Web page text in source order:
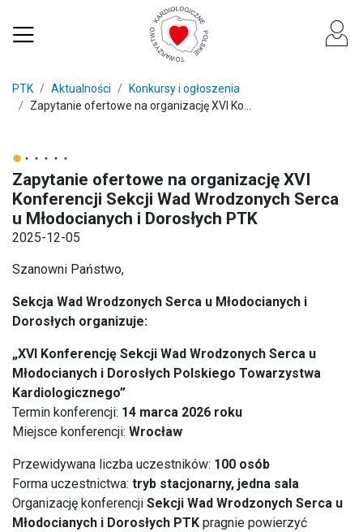
PTK Aktualności
Konkursy i ogłoszenia
Zapytanie ofertowe na organizację XVI Ko...
Zapytanie ofertowe na organizację XVI
Konferencji Sekcji Wad Wrodzonych Serca
u Młodocianych i Dorosłych PTK
2025-12-05
Szanowni Państwo,
Sekcja Wad Wrodzonych Serca u Młodocianych i
Dorosłych organizuje:
„XVI Konferencję Sekcji Wad Wrodzonych Serca u
Młodocianych i Dorosłych Polskiego Towarzystwa
Kardiologicznego”
Termin konferencji: 14 marca 2026 roku
Miejsce konferencji: Wrocław
Przewidywana liczba uczestników: 100 osób
Forma uczestnictwa: tryb stacjonarny, jedna sala
Organizację konferencji Sekcji Wad Wrodzonych Serca u
Młodocianych i Dorosłych PTK pragnie powierzyć